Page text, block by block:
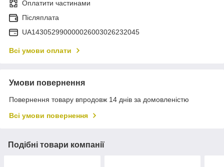
Оплатити частинами
Післяплата
UA143052990000026003026232045
Всі умови оплати
Умови повернення
Повернення товару впродовж 14 днів за домовленістю
Всі умови повернення
Подібні товари компанії